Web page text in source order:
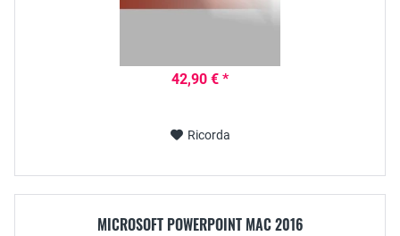
42,90 € *
Ricorda
MICROSOFT POWERPOINT MAC 2016